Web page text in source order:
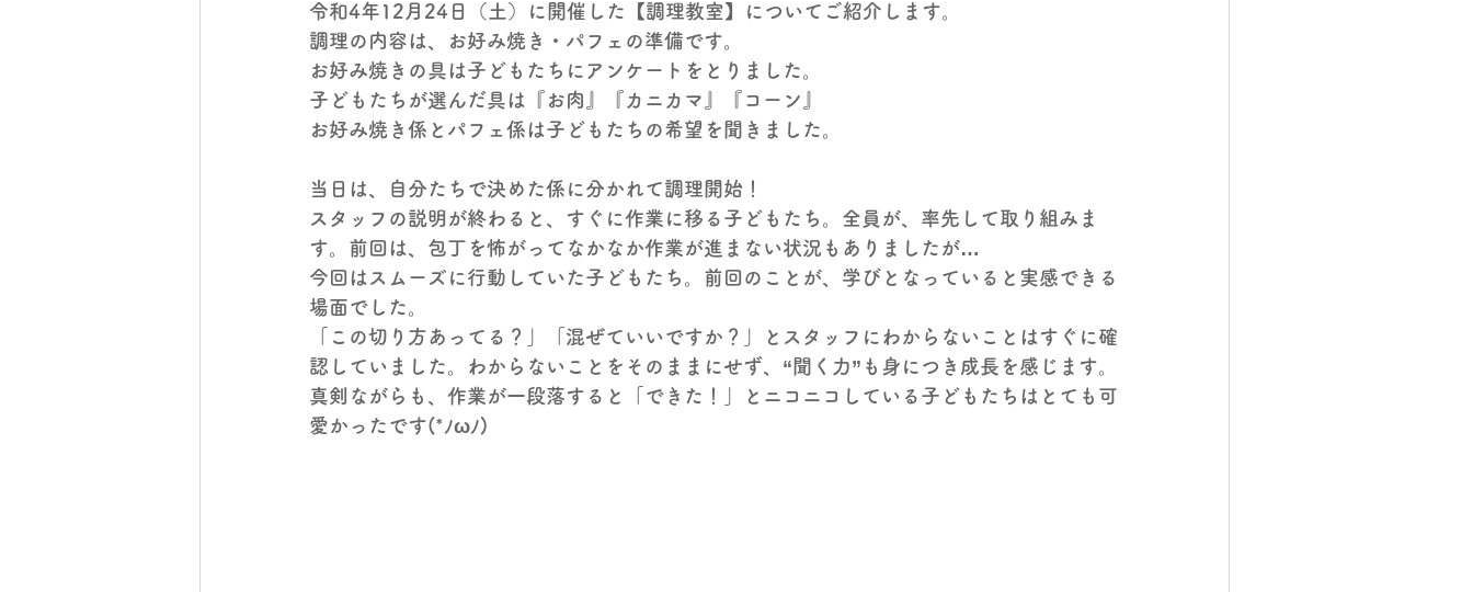
令和4年12月24日（土）に開催した【調理教室】についてご紹介します。
調理の内容は、お好み焼き・パフェの準備です。
お好み焼きの具は子どもたちにアンケートをとりました。
子どもたちが選んだ具は『お肉』『カニカマ』『コーン』
お好み焼き係とパフェ係は子どもたちの希望を聞きました。
当日は、自分たちで決めた係に分かれて調理開始！
スタッフの説明が終わると、すぐに作業に移る子どもたち。全員が、率先して取り組みま
す。前回は、包丁を怖がってなかなか作業が進まない状況もありましたが…
今回はスムーズに行動していた子どもたち。前回のことが、学びとなっていると実感できる
場面でした。
「この切り方あってる？」「混ぜていいですか？」とスタッフにわからないことはすぐに確
認していました。わからないことをそのままにせず、“聞く力”も身につき成長を感じます。
真剣ながらも、作業が一段落すると「できた！」とニコニコしている子どもたちはとても可
愛かったです(*ﾉωﾉ)